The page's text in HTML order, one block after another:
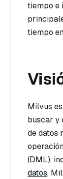
tiempo e
tiempo
Milvus
buscar y
de datos
(DML),
datos,